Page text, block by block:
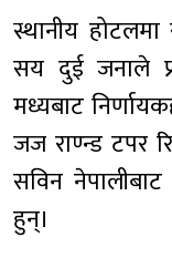
स्थानीय
सय दुई जनाले
मध्यबाट
जज राण्न्ड टपर
सविन नेपालीबाट
हुन्।